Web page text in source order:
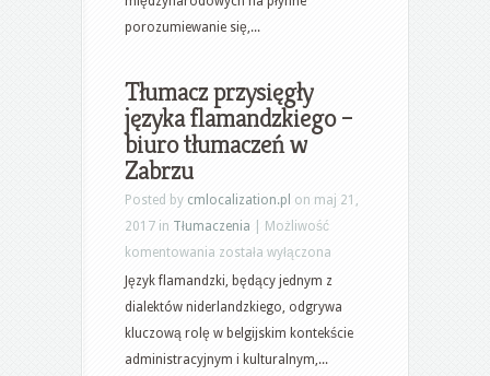
symultaniczne:
porozumiewanie się,...
Tłumacz przysięgły
języka flamandzkiego –
biuro tłumaczeń w
Zabrzu
Posted by cmlocalization.pl on maj 21,
2017 in Tłumaczenia
Możliwość
komentowania Tłumacz
przysięgły
języka
flamandzkiego
–
została wyłączona
Język flamandzki, będący jednym z
dialektów niderlandzkiego, odgrywa
kluczową rolę w belgijskim kontekście
administracyjnym i kulturalnym,...